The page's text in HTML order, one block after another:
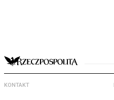
KONTAKT